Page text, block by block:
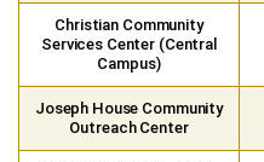
Christian Community
Services Center (Central
Campus)
Joseph House Community
Outreach Center